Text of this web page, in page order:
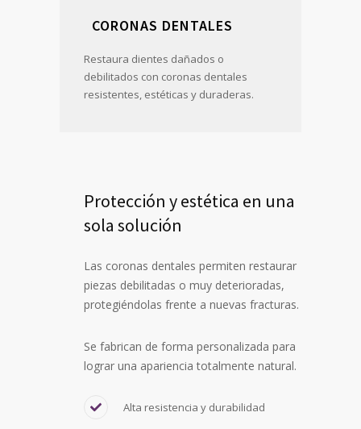
CORONAS DENTALES
Restaura dientes dañados o
debilitados con coronas dentales
resistentes, estéticas y duraderas.
Protección y estética en una
sola solución
Las coronas dentales permiten restaurar
piezas debilitadas o muy deterioradas,
protegiéndolas frente a nuevas fracturas.
Se fabrican de forma personalizada para
lograr una apariencia totalmente natural.
Alta resistencia y durabilidad